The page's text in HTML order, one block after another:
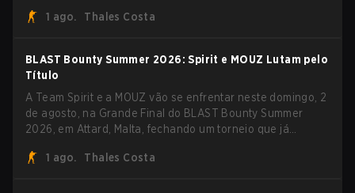
campanha com cinco vitórias seguidas e uma varrida
1 ago. Thales Costa
BLAST Bounty Summer 2026: Spirit e MOUZ Lutam pelo
Título
A Team Spirit e a MOUZ vão se enfrentar neste domingo, 2
de agosto, na Grande Final do BLAST Bounty Summer
2026, em Attard, Malta, fechando um torneio que já
1 ago.
Thales Costa